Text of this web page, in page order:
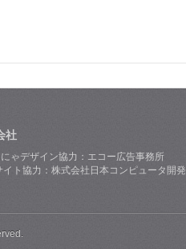
社
にゃデザイン協力：エコー広告事務所
イト協力：株式会社日本コンピュータ開発